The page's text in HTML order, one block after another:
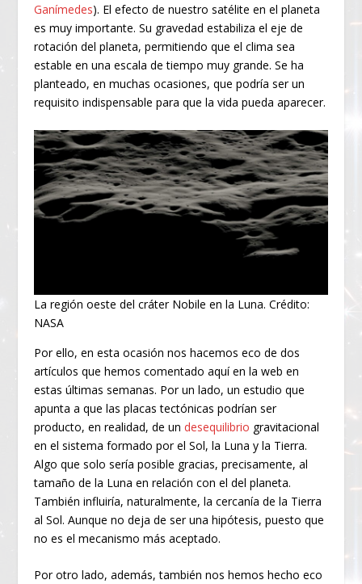
Ganímedes). El efecto de nuestro satélite en el planeta
es muy importante. Su gravedad estabiliza el eje de
rotación del planeta, permitiendo que el clima sea
estable en una escala de tiempo muy grande. Se ha
planteado, en muchas ocasiones, que podría ser un
requisito indispensable para que la vida pueda aparecer.
La región oeste del cráter Nobile en la Luna. Crédito:
NASA
Por ello, en esta ocasión nos hacemos eco de dos
artículos que hemos comentado aquí en la web en
estas últimas semanas. Por un lado, un estudio que
apunta a que las placas tectónicas podrían ser
producto, en realidad, de undesequilibrio gravitacional
en el sistema formado por el Sol, la Luna y la Tierra.
Algo que solo sería posible gracias, precisamente, al
tamaño de la Luna en relación con el del planeta.
También influiría, naturalmente, la cercanía de la Tierra
al Sol. Aunque no deja de ser una hipótesis, puesto que
no es el mecanismo más aceptado.
Por otro lado, además, también nos hemos hecho eco